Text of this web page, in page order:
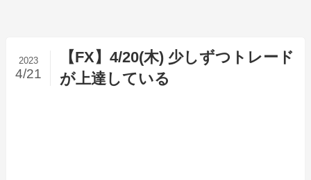
【FX】4/20(木) 少しずつトレード
が上達している
2023
4/21